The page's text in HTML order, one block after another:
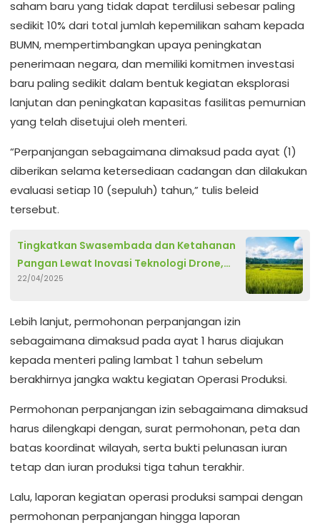
saham baru yang tidak dapat terdilusi sebesar paling
sedikit 10% dari total jumlah kepemilikan saham kepada
BUMN, mempertimbangkan upaya peningkatan
penerimaan negara, dan memiliki komitmen investasi
baru paling sedikit dalam bentuk kegiatan eksplorasi
lanjutan dan peningkatan kapasitas fasilitas pemurnian
yang telah disetujui oleh menteri.
“Perpanjangan sebagaimana dimaksud pada ayat (1)
diberikan selama ketersediaan cadangan dan dilakukan
evaluasi setiap 10 (sepuluh) tahun,” tulis beleid
tersebut.
Tingkatkan Swasembada dan Ketahanan
Pangan Lewat Inovasi Teknologi Drone,
DKPP Sumenep Go Digital
22/04/2025
Lebih lanjut, permohonan perpanjangan izin
sebagaimana dimaksud pada ayat 1 harus diajukan
kepada menteri paling lambat 1 tahun sebelum
berakhirnya jangka waktu kegiatan Operasi Produksi.
Permohonan perpanjangan izin sebagaimana dimaksud
harus dilengkapi dengan, surat permohonan, peta dan
batas koordinat wilayah, serta bukti pelunasan iuran
tetap dan iuran produksi tiga tahun terakhir.
Lalu, laporan kegiatan operasi produksi sampai dengan
permohonan perpanjangan hingga laporan